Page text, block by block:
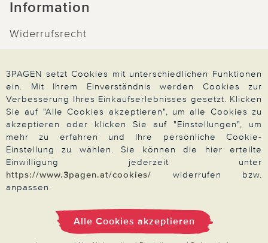
Information
Widerrufsrecht
Barrierefreiheit
Unsere Marken
Qualitätsversprechen
Zahlung & Versand
Über 3PAGEN
3PAGEN setzt Cookies mit unterschiedlichen Funktionen
ein. Mit Ihrem Einverständnis werden Cookies zur
Verbesserung Ihres Einkaufserlebnisses gesetzt. Klicken
Sie auf "Alle Cookies akzeptieren", um alle Cookies zu
akzeptieren oder klicken Sie auf "Einstellungen", um
mehr zu erfahren und Ihre persönliche Cookie-
Einstellung zu wählen. Sie können die hier erteilte
Einwilligung jederzeit unter
https://www.3pagen.at/cookies/ widerrufen bzw.
anpassen.
Alle Cookies akzeptieren